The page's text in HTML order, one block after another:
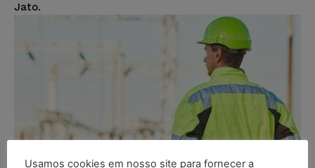
Jato.
Usamos cookies em nosso site para fornecer a